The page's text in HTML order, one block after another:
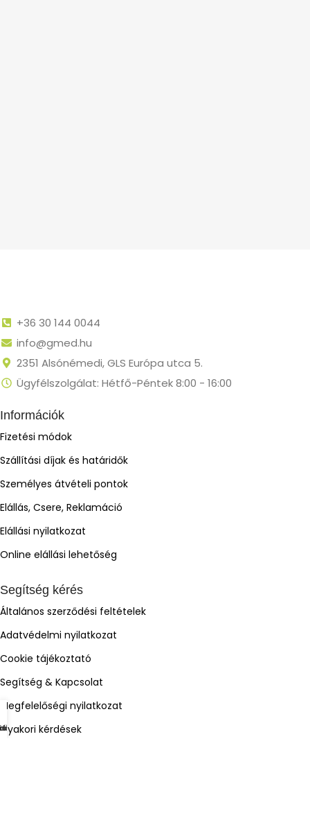
+36 30 144 0044
info@gmed.hu
2351 Alsónémedi, GLS Európa utca 5.
Ügyfélszolgálat: Hétfő-Péntek 8:00 - 16:00
Információk
Fizetési módok
Szállítási díjak és határidők
Személyes átvételi pontok
Elállás, Csere, Reklamáció
Elállási nyilatkozat
Online elállási lehetőség
Segítség kérés
Általános szerződési feltételek
Adatvédelmi nyilatkozat
Cookie tájékoztató
Segítség & Kapcsolat
Megfelelőségi nyilatkozat
Gyakori kérdések